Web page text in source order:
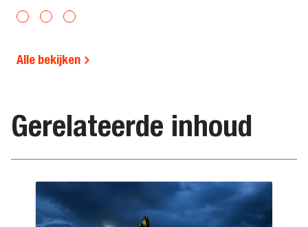
Alle bekijken
Gerelateerde inhoud